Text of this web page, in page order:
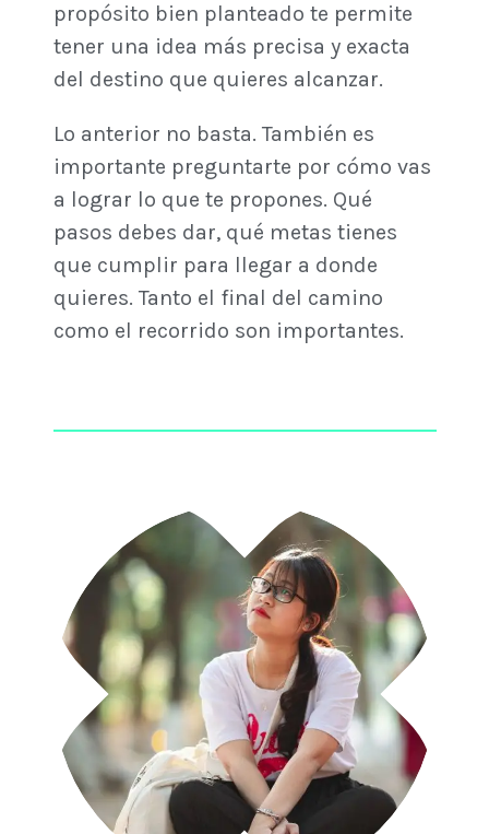
propósito bien planteado te permite
tener una idea más precisa y exacta
del destino que quieres alcanzar.
Lo anterior no basta. También es
importante preguntarte por cómo vas
a lograr lo que te propones. Qué
pasos debes dar, qué metas tienes
que cumplir para llegar a donde
quieres. Tanto el final del camino
como el recorrido son importantes.